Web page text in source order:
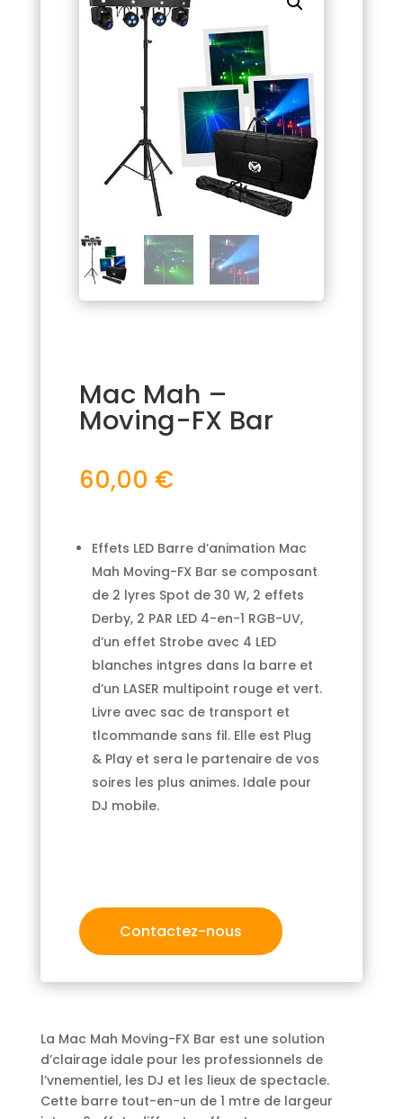
Mac Mah –
Moving-FX Bar
60,00 €
Effets LED Barre d’animation Mac
Mah Moving-FX Bar se composant
de 2 lyres Spot de 30 W, 2 effets
Derby, 2 PAR LED 4-en-1 RGB-UV,
d’un effet Strobe avec 4 LED
blanches intgres dans la barre et
d’un LASER multipoint rouge et vert.
Livre avec sac de transport et
tlcommande sans fil. Elle est Plug
& Play et sera le partenaire de vos
soires les plus animes. Idale pour
DJ mobile.
Contactez-nous
La Mac Mah Moving-FX Bar est une solution
d’clairage idale pour les professionnels de
l’vnementiel, les DJ et les lieux de spectacle.
Cette barre tout-en-un de 1 mtre de largeur